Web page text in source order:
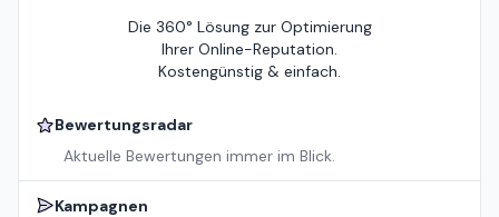
Die 360° Lösung zur Optimierung
Ihrer Online-Reputation.
Kostengünstig & einfach.
Bewertungsradar
Aktuelle Bewertungen immer im Blick.
Kampagnen